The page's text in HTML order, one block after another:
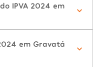
IPVA 2024 em
em Gravatá